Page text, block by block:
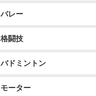
バレー
格闘技
バドミントン
モーター